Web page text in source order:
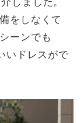
をしなくて
ーンでも
いドレスがで